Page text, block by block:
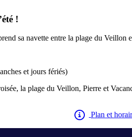
!
sa navette entre la plage du
et jours fériés)
la plage du Veillon, Pierre et
Plan et